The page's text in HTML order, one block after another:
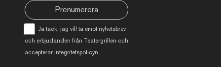
Ja tack, jag vill ta emot nyhetsbrev
och erbjudanden från Teatergrillen och
accepterar integritetspolicyn
Prenumerera